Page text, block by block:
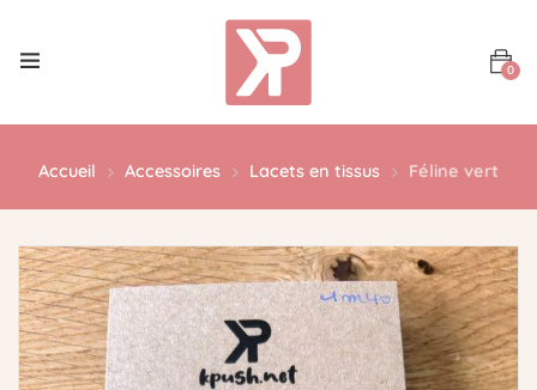
0
Accueil Accessoires Lacets en tissus Féline vert